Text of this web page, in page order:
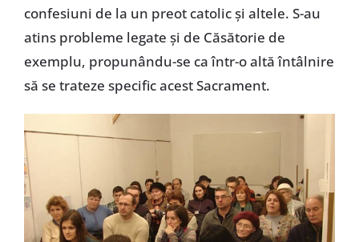
confesiuni de la un preot catolic şi altele. S-au
atins probleme legate şi de Căsătorie de
exemplu, propunându-se ca într-o altă întâlnire
să se trateze specific acest Sacrament.